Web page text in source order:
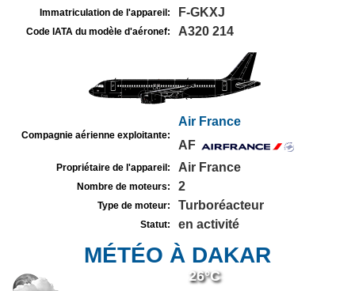
Immatriculation de l'appareil: F-GKXJ
Code IATA du modèle d'aéronef: A320 214
Compagnie aérienne exploitante:
Air France
AF
Propriétaire de l'appareil: Air France
Nombre de moteurs: 2
Type de moteur: Turboréacteur
Statut: en activité
MÉTÉO À DAKAR
26°C